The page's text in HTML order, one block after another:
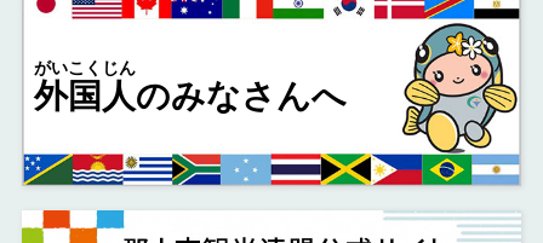
外国人
がいこくじん
のみなさんへ